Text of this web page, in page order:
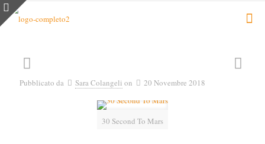
Pubblicato da Sara Colangeli on 20 Novembre 2018
30 Second To Mars